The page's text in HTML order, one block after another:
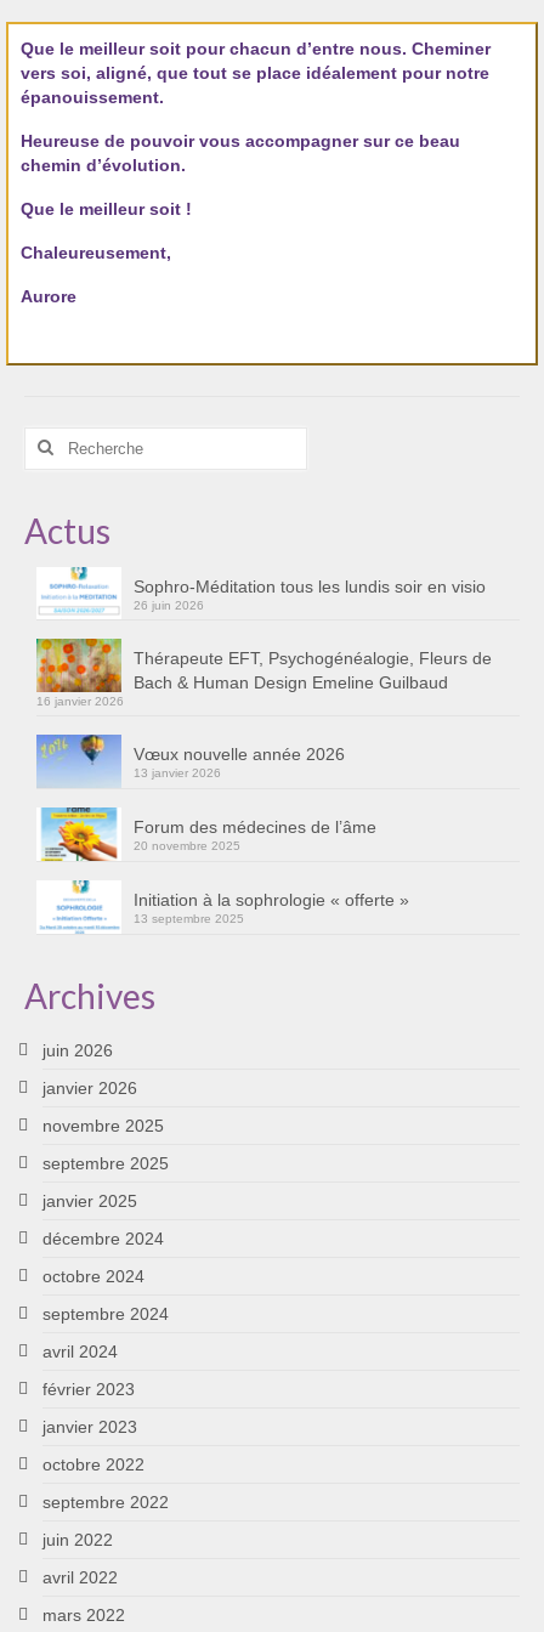
Les Onctions Sacrées -La Magdaléenne –
Nadine-Sarah Penna
Qui suis je ?
Mon cursus d’évolution vers une femme plus
consciente
Témoignages
Sophro-Méditation tous les lundis soir en visio
Prendre contact
Bertrand Thomas, Psychopraticien
Sophro-Méditation tous les lundis soir en visio
Sophrologie
Témoignages B
Prendre contact
Que le meilleur soit pour chacun d’entre nous. Cheminer
vers soi, aligné, que tout se place idéalement pour notre
épanouissement.
Heureuse de pouvoir vous accompagner sur ce beau
chemin d’évolution.
Que le meilleur soit !
Chaleureusement,
Aurore
Rechercher
Actus
Sophro-Méditation tous les lundis soir en visio
26 juin 2026
Thérapeute EFT, Psychogénéalogie, Fleurs de
Bach & Human Design Emeline Guilbaud
16 janvier 2026
Vœux nouvelle année 2026
13 janvier 2026
Forum des médecines de l’âme
20 novembre 2025
Initiation à la sophrologie « offerte »
13 septembre 2025
Archives
juin 2026
janvier 2026
novembre 2025
septembre 2025
janvier 2025
décembre 2024
octobre 2024
septembre 2024
avril 2024
février 2023
janvier 2023
octobre 2022
septembre 2022
juin 2022
avril 2022
mars 2022